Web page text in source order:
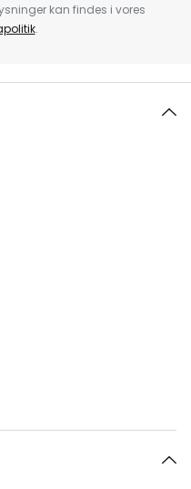
kan findes i vores
.